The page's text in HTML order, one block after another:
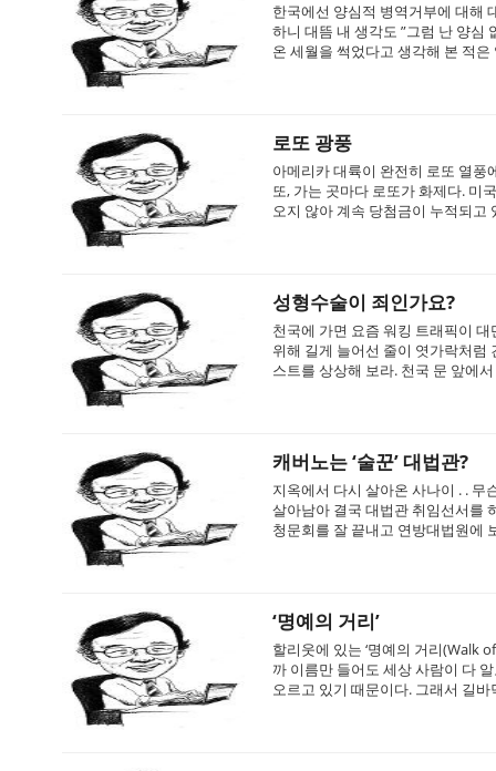
한국에선 양심적 병역거부에 대해
하니 대뜸 내 생각도 ”그럼 난 양심
온 세월을 썩었다고 생각해 본 적
로또 광풍
아메리카 대륙이 완전히 로또 열풍
또, 가는 곳마다 로또가 화제다. 미
오지 않아 계속 당첨금이 누적되고
성형수술이 죄인가요?
천국에 가면 요즘 워킹 트래픽이
위해 길게 늘어선 줄이 엿가락처럼
스트를 상상해 보라. 천국 문 앞에
캐버노는 ‘술꾼’ 대법관?
지옥에서 다시 살아온 사나이 . .
살아남아 결국 대법관 취임선서를
청문회를 잘 끝내고 연방대법원에
‘명예의 거리’
할리웃에 있는 ‘명예의 거리(Walk
까 이름만 들어도 세상 사람이 다
오르고 있기 때문이다. 그래서 길